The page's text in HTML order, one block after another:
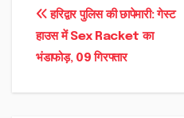
Post
navigation
हरिद्वार पुलिस की छापेमारी: गेस्ट
हाउस में Sex Racket का
भंडाफोड़, 09 गिरफ्तार